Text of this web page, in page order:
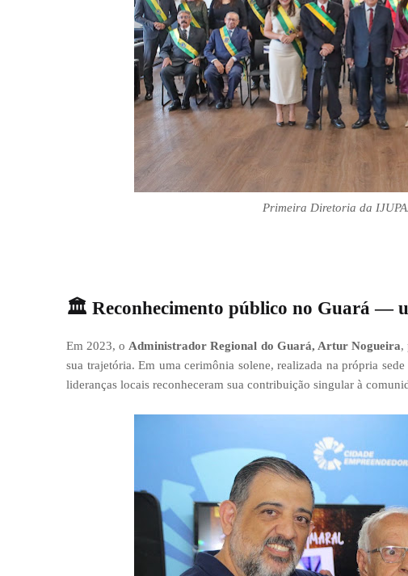
Primeira Diretoria da
🏛️ Reconhecimento público no Guará —
Em 2023, o Administrador Regional do Guará, Artur Nogueira,
sua trajetória. Em uma cerimônia solene, realizada na própria
lideranças locais reconheceram sua contribuição singular à